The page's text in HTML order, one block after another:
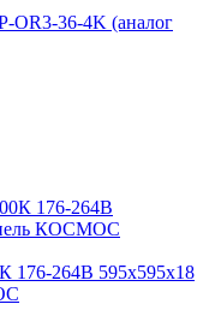
OR3-36-4K (аналог
176-264В 595х595х18